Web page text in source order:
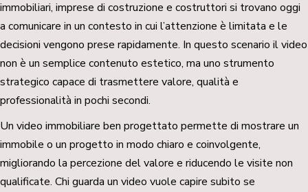
immobiliari, imprese di costruzione e costruttori si trovano oggi
a comunicare in un contesto in cui l’attenzione è limitata e le
decisioni vengono prese rapidamente. In questo scenario il video
non è un semplice contenuto estetico, ma uno strumento
strategico capace di trasmettere valore, qualità e
professionalità in pochi secondi.
Un video immobiliare ben progettato permette di mostrare un
immobile o un progetto in modo chiaro e coinvolgente,
migliorando la percezione del valore e riducendo le visite non
qualificate. Chi guarda un video vuole capire subito se